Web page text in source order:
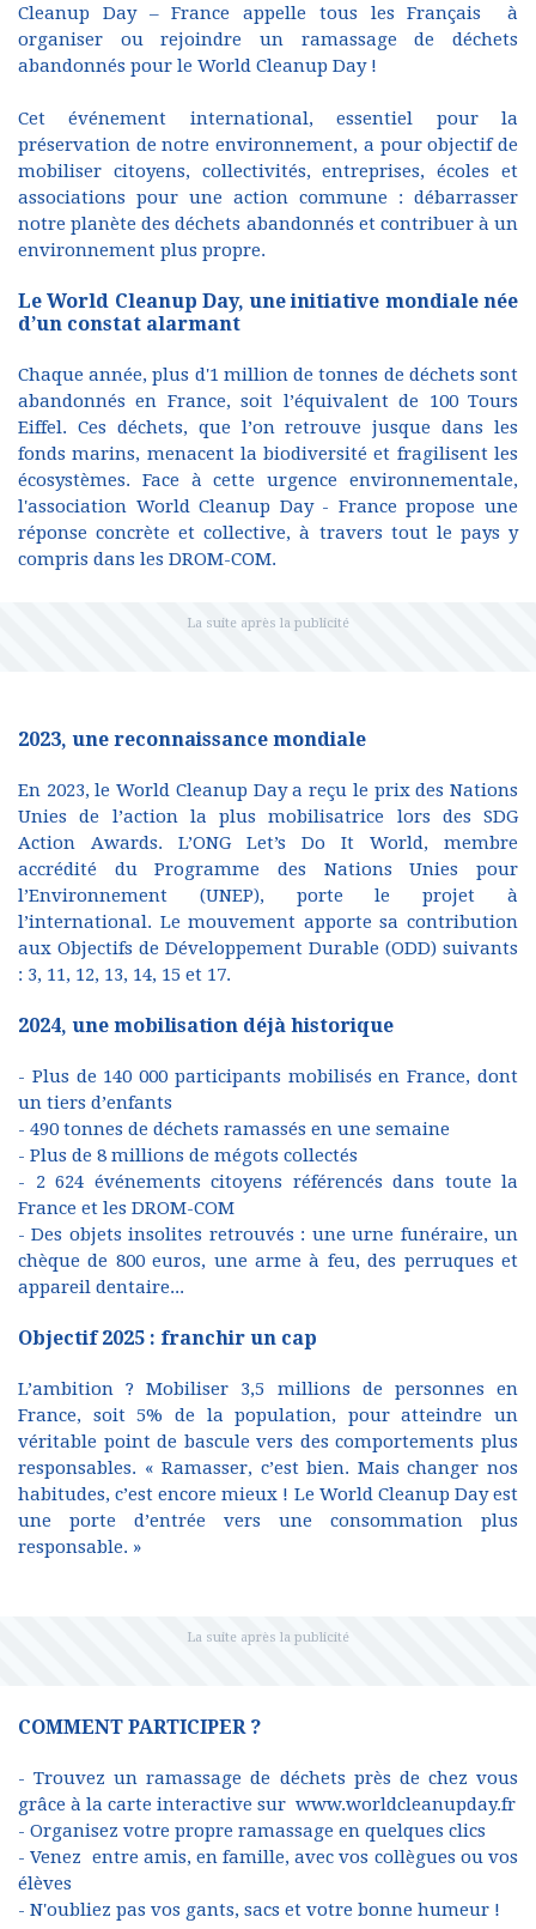
Cleanup Day – France appelle tous les Français à
organiser ou rejoindre un ramassage de déchets
abandonnés pour le World Cleanup Day !
Cet événement international, essentiel pour la
préservation de notre environnement, a pour objectif de
mobiliser citoyens, collectivités, entreprises, écoles et
associations pour une action commune : débarrasser
notre planète des déchets abandonnés et contribuer à un
environnement plus propre.
Le World Cleanup Day, une initiative mondiale née
d’un constat alarmant
Chaque année, plus d'1 million de tonnes de déchets sont
abandonnés en France, soit l’équivalent de 100 Tours
Eiffel. Ces déchets, que l’on retrouve jusque dans les
fonds marins, menacent la biodiversité et fragilisent les
écosystèmes. Face à cette urgence environnementale,
l'association World Cleanup Day - France propose une
réponse concrète et collective, à travers tout le pays y
compris dans les DROM-COM.
2023, une reconnaissance mondiale
En 2023, le World Cleanup Day a reçu le prix des Nations
Unies de l’action la plus mobilisatrice lors des SDG
Action Awards. L’ONG Let’s Do It World, membre
accrédité du Programme des Nations Unies pour
l’Environnement (UNEP), porte le projet à
l’international. Le mouvement apporte sa contribution
aux Objectifs de Développement Durable (ODD) suivants
: 3, 11, 12, 13, 14, 15 et 17.
2024, une mobilisation déjà historique
- Plus de 140 000 participants mobilisés en France, dont
un tiers d’enfants
- 490 tonnes de déchets ramassés en une semaine
- Plus de 8 millions de mégots collectés
- 2 624 événements citoyens référencés dans toute la
France et les DROM-COM
- Des objets insolites retrouvés : une urne funéraire, un
chèque de 800 euros, une arme à feu, des perruques et
appareil dentaire...
Objectif 2025 : franchir un cap
L’ambition ? Mobiliser 3,5 millions de personnes en
France, soit 5% de la population, pour atteindre un
véritable point de bascule vers des comportements plus
responsables. « Ramasser, c’est bien. Mais changer nos
habitudes, c’est encore mieux ! Le World Cleanup Day est
une porte d’entrée vers une consommation plus
responsable. »
COMMENT PARTICIPER ?
- Trouvez un ramassage de déchets près de chez vous
grâce à la carte interactive sur www.worldcleanupday.fr
- Organisez votre propre ramassage en quelques clics
- Venez entre amis, en famille, avec vos collègues ou vos
élèves
- N'oubliez pas vos gants, sacs et votre bonne humeur !